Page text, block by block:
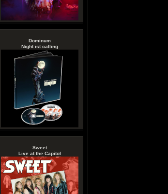
Dominum
Night ist calling
Sweet
Live at the Capitol